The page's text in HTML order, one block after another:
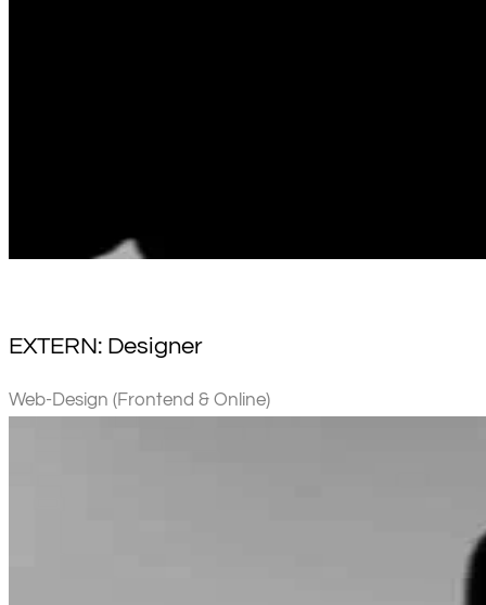
EXTERN: Designer
Web-Design (Frontend & Online)